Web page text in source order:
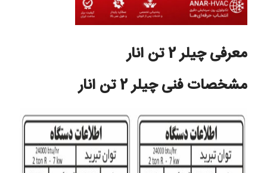
معرفی چیلر 2 تن انار
مشخصات فنی چیلر 2 تن انار